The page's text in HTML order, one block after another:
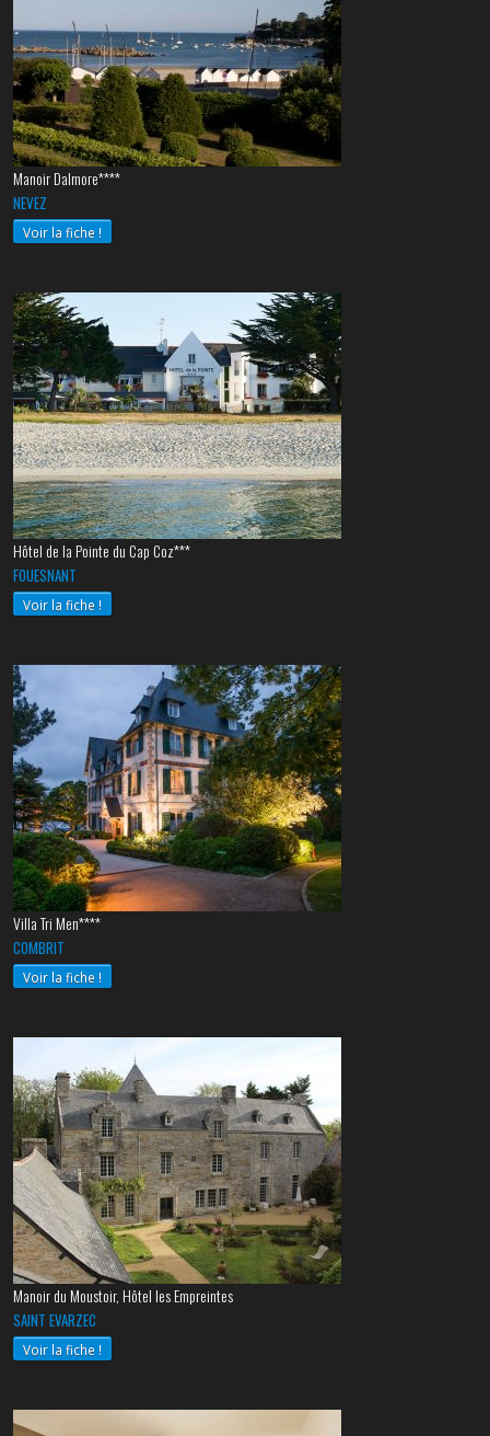
Manoir Dalmore****
NEVEZ
Voir la fiche !
Hôtel de la Pointe du Cap Coz***
FOUESNANT
Voir la fiche !
Villa Tri Men****
COMBRIT
Voir la fiche !
Manoir du Moustoir, Hôtel les Empreintes
SAINT EVARZEC
Voir la fiche !